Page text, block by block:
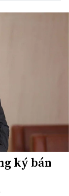
ký bán